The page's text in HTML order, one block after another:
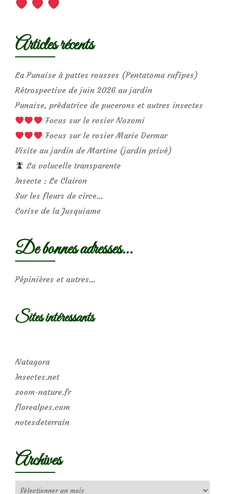
Articles récents
La Punaise à pattes rousses (Pentatoma rufipes)
Rétrospective de juin 2026 au jardin
Punaise, prédatrice de pucerons et autres insectes
Focus sur le rosier Nozomi
Focus sur le rosier Marie Dermar
Visite au jardin de Martine (jardin privé)
La volucelle transparente
Insecte : Le Clairon
Sur les fleurs de circe…
Corise de la Jusquiame
De bonnes adresses…
Pépinières et autres…
Sites intéressants
Natagora
Insectes.net
zoom-nature.fr
florealpes.com
notesdeterrain
Archives